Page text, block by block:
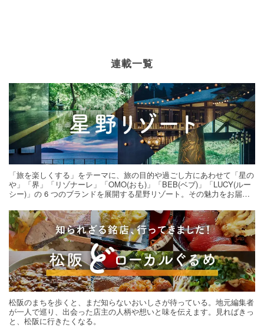
連載一覧
「旅を楽しくする」をテーマに、旅の目的や過ごし方にあわせて「星の
や」「界」「リゾナーレ」「OMO(おも)」「BEB(ベブ)」「LUCY(ルー
シー)」の 6 つのブランドを展開する星野リゾート。その魅力をお届け
松阪のまちを歩くと、まだ知らないおいしさが待っている。地元編集者
が一人で巡り、出会った店主の人柄や想いと味を伝えます。見ればきっ
と、松阪に行きたくなる。